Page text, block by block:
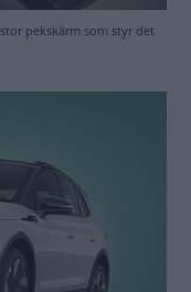
pekskärm som styr det